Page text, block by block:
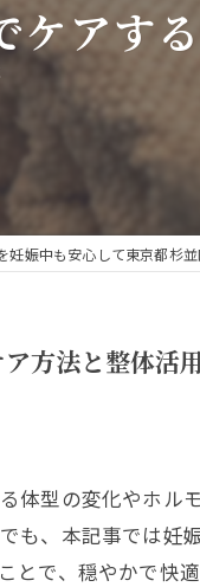
姿勢調整
産後
アす
妊娠中も安心して東京都杉
方法と整体活
体型の変化やホル
、本記事では妊
で、穏やかで快